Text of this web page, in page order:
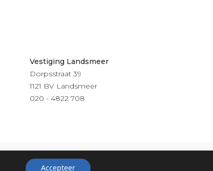
Vestiging Landsmeer
Dorpsstraat 39
1121 BV Landsmeer
020 - 4822 708
Accepteer